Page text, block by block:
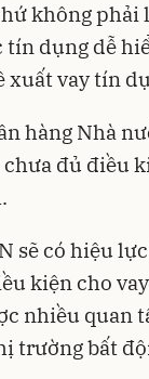
không
dụng dễ
xuất vay tín
hàng Nhà
đủ điều
sẽ có hiệu
kiện cho
nhiều quan
trường bất